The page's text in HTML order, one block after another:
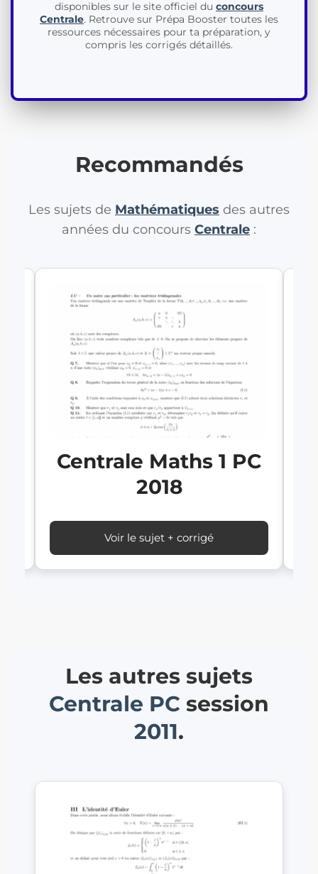
disponibles sur le site officiel du concours
Centrale. Retrouve sur Prépa Booster toutes les
ressources nécessaires pour ta préparation, y
compris les corrigés détaillés.
Recommandés
Les sujets de Mathématiques des autres
années du concours Centrale :
Centrale Maths 1 PC
2018
Voir le sujet + corrigé
Les autres sujets
Centrale PC session
2011.